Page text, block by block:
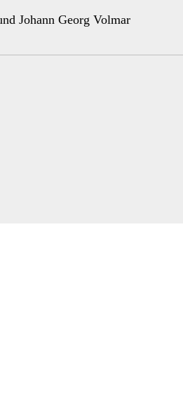
Johann Georg Volmar